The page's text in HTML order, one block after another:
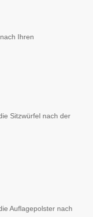
Ihren
Sitzwürfel nach der
Auflagepolster nach